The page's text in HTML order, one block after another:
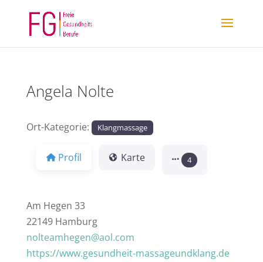
Angela Nolte
Ort-Kategorie: Klangmassage
Profil Karte 4
Am Hegen 33
22149 Hamburg
nolteamhegen@aol.com
https://www.gesundheit-massageundklang.de